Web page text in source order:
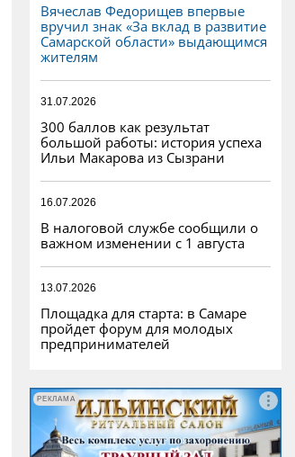
Вячеслав Федорищев впервые
вручил знак «За вклад в развитие
Самарской области» выдающимся
жителям
31.07.2026
300 баллов как результат
большой работы: история успеха
Ильи Макарова из Сызрани
16.07.2026
В налоговой службе сообщили о
важном изменении с 1 августа
13.07.2026
Площадка для старта: в Самаре
пройдет форум для молодых
предпринимателей
РЕКЛАМА